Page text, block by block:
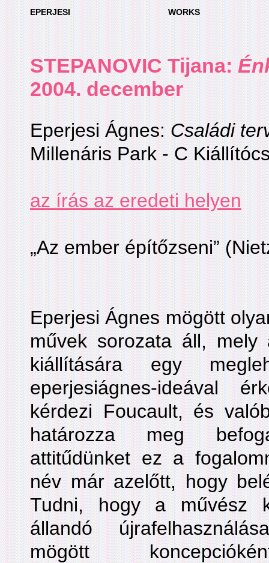
EPERJESI WORKS
STEPANOVIC Tijana:
2004. december
Eperjesi Ágnes:Családi
Millenáris Park - C
az írás az eredeti helyen
„Az ember építőzseni”
Eperjesi Ágnes mögött
művek sorozata áll,
kiállítására egy
eperjesiágnes-ideával
kérdezi Foucault, és
határozza meg
attitűdünket ez a
név már azelőtt, hogy
Tudni, hogy a művész
állandó
mögött